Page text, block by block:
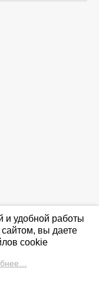
и удобной работы
вы даете
cookie